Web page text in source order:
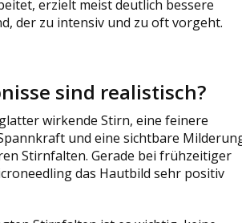
erzielt meist deutlich bessere
der zu intensiv und zu oft vorgeht.
sind realistisch?
wirkende Stirn, eine feinere
und eine sichtbare
Stirnfalten. Gerade bei frühzeitiger
das Hautbild sehr positiv